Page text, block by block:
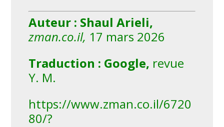
Auteur : Shaul Arieli,
zman.co.il, 17 mars 2026
Traduction : Google, revue
Y. M.
https://www.zman.co.il/6720
80/?